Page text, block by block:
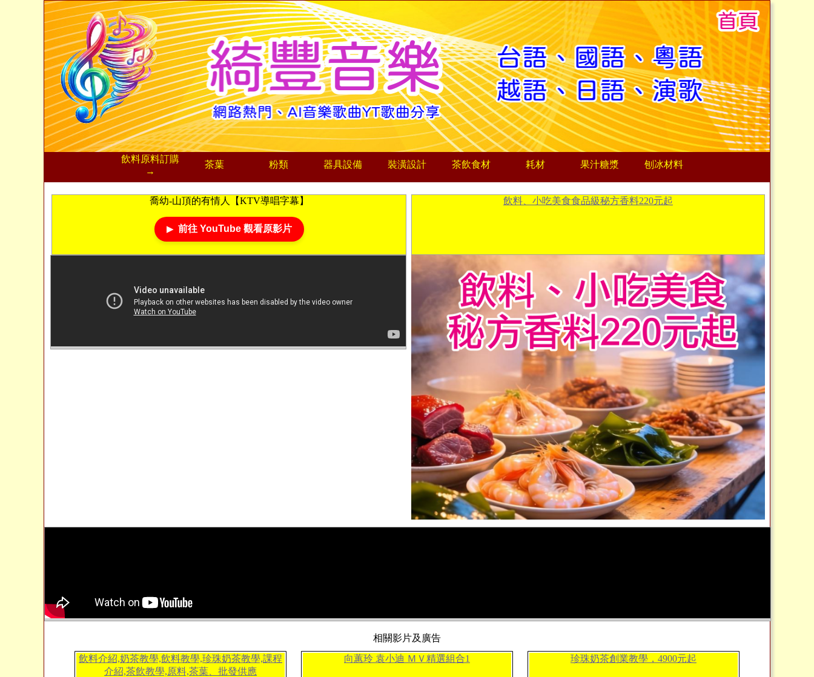
飲料原料訂購
→
茶葉 粉類 器具設備 裝潢設計 茶飲食材 耗材 果汁糖漿 刨冰材料
喬幼-山頂的有情人【KTV導唱字幕】
前往 YouTube 觀看原影片
飲料、小吃美食食品級秘方香料220元起
相關影片及廣告
飲料介紹,奶茶教學,飲料教學,珍珠奶茶教學,課程
介紹,茶飲教學,原料,茶葉、批發供應
向蕙玲 袁小迪 ＭＶ精選組合1 珍珠奶茶創業教學，4900元起